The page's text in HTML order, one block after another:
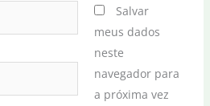
Salvar
meus dados
neste
navegador para
a próxima vez